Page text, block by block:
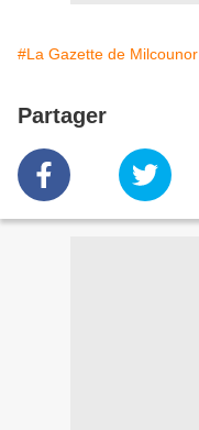
#La Gazette de Milcounor
Partager